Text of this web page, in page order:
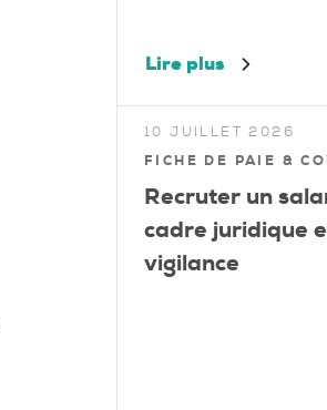
Lire plus
10 JUILLET 2026
FICHE DE PAIE &
Recruter un
cadre juridique
vigilance